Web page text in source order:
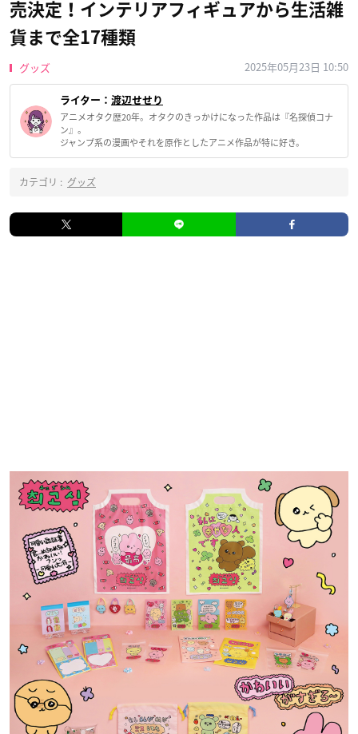
売決定！インテリアフィギュアから生活雑
貨まで全17種類
グッズ 2025年05月23日 10:50
ライター： 渡辺せせり
アニメオタク歴20年。オタクのきっかけになった作品は『名探偵コナ
ン』。
ジャンプ系の漫画やそれを原作としたアニメ作品が特に好き。
カテゴリ : グッズ